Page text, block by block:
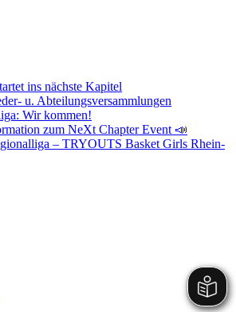
ins nächste Kapitel
u. Abteilungsversammlungen
Wir kommen!
zum NeXt Chapter Event 📣
– TRYOUTS Basket Girls Rhein-